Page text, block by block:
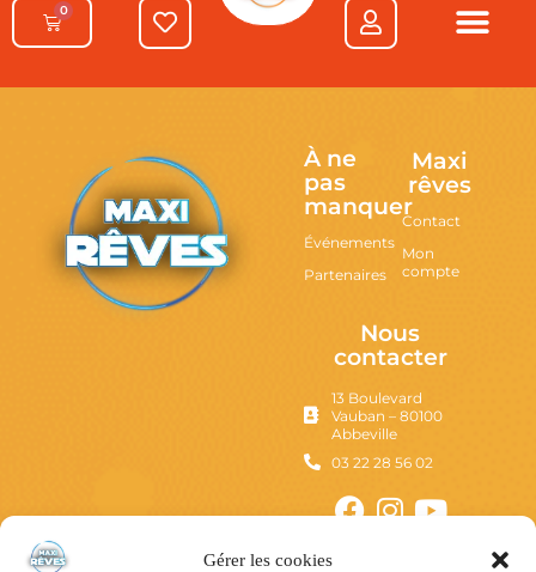
Gérer les cookies
0
À ne
pas
manquer
Événements
Partenaires
Maxi
rêves
Contact
Mon
compte
Nous
contacter
13 Boulevard
Vauban – 80100
Abbeville
03 22 28 56 02